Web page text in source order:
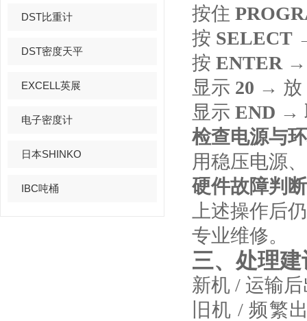
DST比重计
DST密度天平
EXCELL英展
电子密度计
日本SHINKO
IBC吨桶
按住
按 SELECT
按 ENTER →
显示 20 → 放
显示 END →
检查电源与
用稳压电源
硬件故障判断
上述操作后
专业维修。
三、处理建
新机 / 运输
旧机 / 频繁